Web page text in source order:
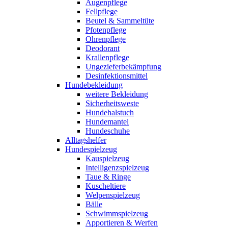
Augenpflege
Fellpflege
Beutel & Sammeltüte
Pfotenpflege
Ohrenpflege
Deodorant
Krallenpflege
Ungezieferbekämpfung
Desinfektionsmittel
Hundebekleidung
weitere Bekleidung
Sicherheitsweste
Hundehalstuch
Hundemantel
Hundeschuhe
Alltagshelfer
Hundespielzeug
Kauspielzeug
Intelligenzspielzeug
Taue & Ringe
Kuscheltiere
Welpenspielzeug
Bälle
Schwimmspielzeug
Apportieren & Werfen